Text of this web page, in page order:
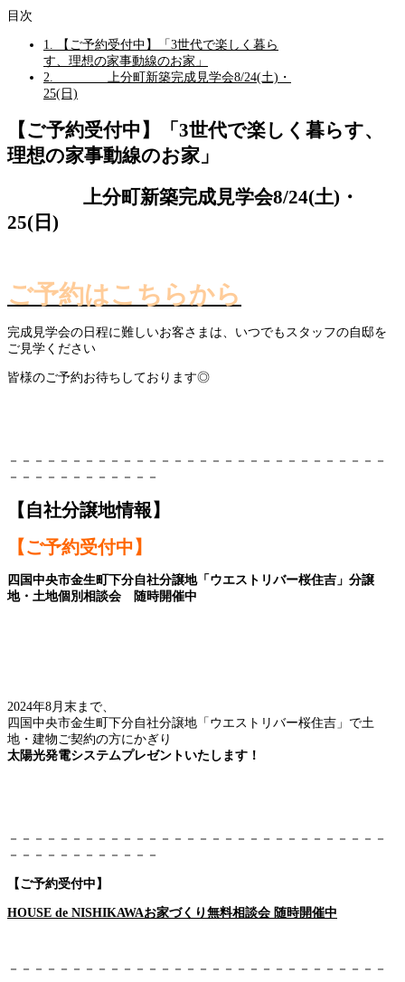
目次
1.
【ご予約受付中】「3世代で楽しく暮ら
す、理想の家事動線のお家」
2.
上分町新築完成見学会8/24(土)・
25(日)
【ご予約受付中】「3世代で楽しく暮らす、
理想の家事動線のお家」
上分町新築完成見学会8/24(土)・
25(日)
ご予約はこちらから
完成見学会の日程に難しいお客さまは、いつでもスタッフの自邸を
ご見学ください
皆様のご予約お待ちしております◎
－－－－－－－－－－－－－－－－－－－－－－－－－－－－－－
－－－－－－－－－－－－
【自社分譲地情報】
【ご予約受付中】
四国中央市金生町下分自社分譲地「ウエストリバー桜住吉」分譲
地・土地個別相談会 随時開催中
2024年8月末まで、
四国中央市金生町下分自社分譲地「ウエストリバー桜住吉」で土
地・建物ご契約の方にかぎり
太陽光発電システムプレゼントいたします！
－－－－－－－－－－－－－－－－－－－－－－－－－－－－－－
－－－－－－－－－－－－
【ご予約受付中】
HOUSE de NISHIKAWAお家づくり無料相談会 随時開催中
－－－－－－－－－－－－－－－－－－－－－－－－－－－－－－